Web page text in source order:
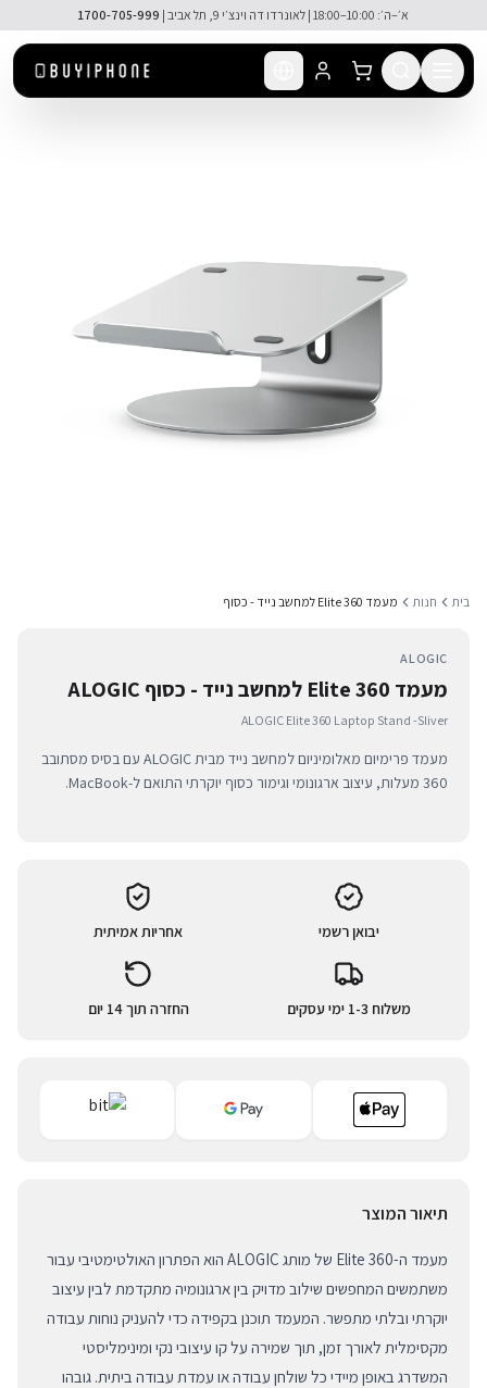
דלג לתוכן הראשי 🚚 משלוח מהיר חינם מעל ₪300
בית חנות מעמד Elite 360 למחשב נייד - כסוף
ALOGIC
מעמד Elite 360 למחשב נייד - כסוף ALOGIC
ALOGIC Elite 360 Laptop Stand -Sliver
מעמד פרימיום מאלומיניום למחשב נייד מבית ALOGIC עם בסיס מסתובב
360 מעלות, עיצוב ארגונומי וגימור כסוף יוקרתי התואם ל-MacBook.
יבואן רשמי אחריות אמיתית
משלוח 1-3 ימי עסקים החזרה תוך 14 יום
תיאור המוצר
מעמד ה-Elite 360 של מותג ALOGIC הוא הפתרון האולטימטיבי עבור
משתמשים המחפשים שילוב מדויק בין ארגונומיה מתקדמת לבין עיצוב
יוקרתי ובלתי מתפשר. המעמד תוכנן בקפידה כדי להעניק נוחות עבודה
מקסימלית לאורך זמן, תוך שמירה על קו עיצובי נקי ומינימליסטי
המשדרג באופן מיידי כל שולחן עבודה או עמדת עבודה ביתית. גובהו